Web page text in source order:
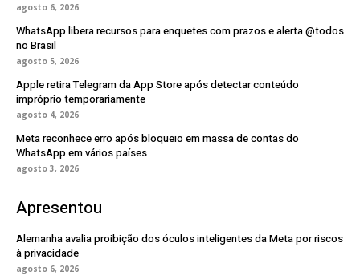
agosto 6, 2026
WhatsApp libera recursos para enquetes com prazos e alerta @todos
no Brasil
agosto 5, 2026
Apple retira Telegram da App Store após detectar conteúdo
impróprio temporariamente
agosto 4, 2026
Meta reconhece erro após bloqueio em massa de contas do
WhatsApp em vários países
agosto 3, 2026
Apresentou
Alemanha avalia proibição dos óculos inteligentes da Meta por riscos
à privacidade
agosto 6, 2026